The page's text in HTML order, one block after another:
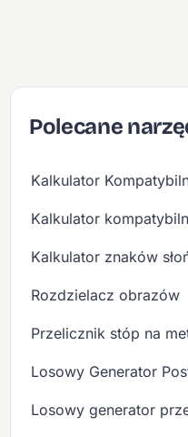
Polecane
Kalkulator
Kalkulator
Kalkulator znaków
Rozdzielacz obrazów
Przelicznik stóp na
Losowy Generator
Losowy generator